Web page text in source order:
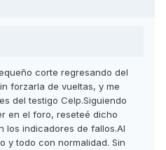
corte regresando del
forzarla de vueltas, y me
del testigo Celp.Siguiendo
en el foro, reseteé dicho
los indicadores de fallos.Al
y todo con normalidad. Sin